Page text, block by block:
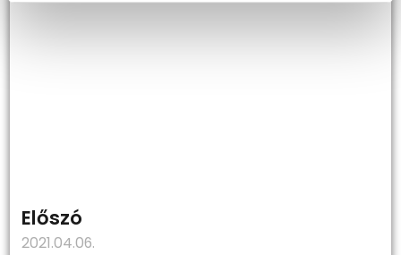
Előszó
2021.04.06.